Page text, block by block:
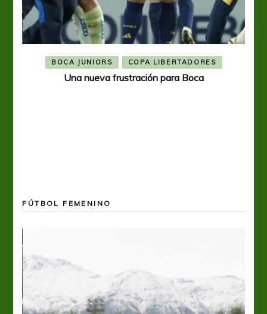
BOCA JUNIORS COPA LIBERTADORES
Una nueva frustración para Boca
FÚTBOL FEMENINO